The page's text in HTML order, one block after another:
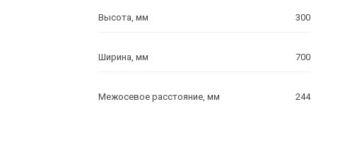
Высота, мм 300
Ширина, мм 700
Межосевое расстояние, мм 244